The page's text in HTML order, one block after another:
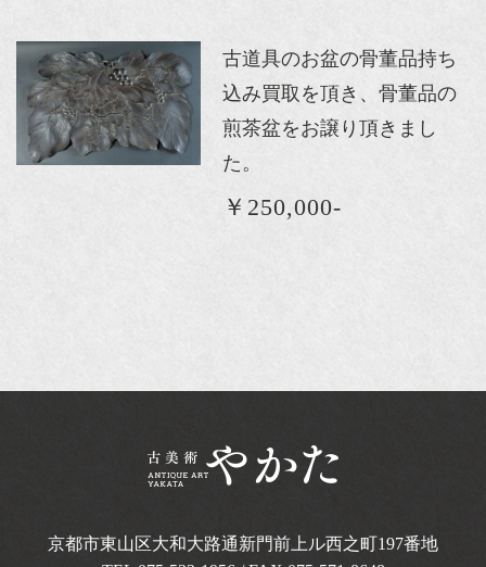
古道具のお盆の骨董品持ち
込み買取を頂き、骨董品の
煎茶盆をお譲り頂きまし
た。
￥250,000-
京都市東山区大和大路通新門前上ル西之町197番地